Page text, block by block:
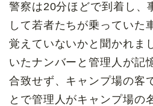
警察は20分ほどで到着し、
して若者たちが乗っていた
覚えていないかと聞かれま
いたナンバーと管理人が記
合致せず、キャンプ場の客
とで管理人がキャンプ場の